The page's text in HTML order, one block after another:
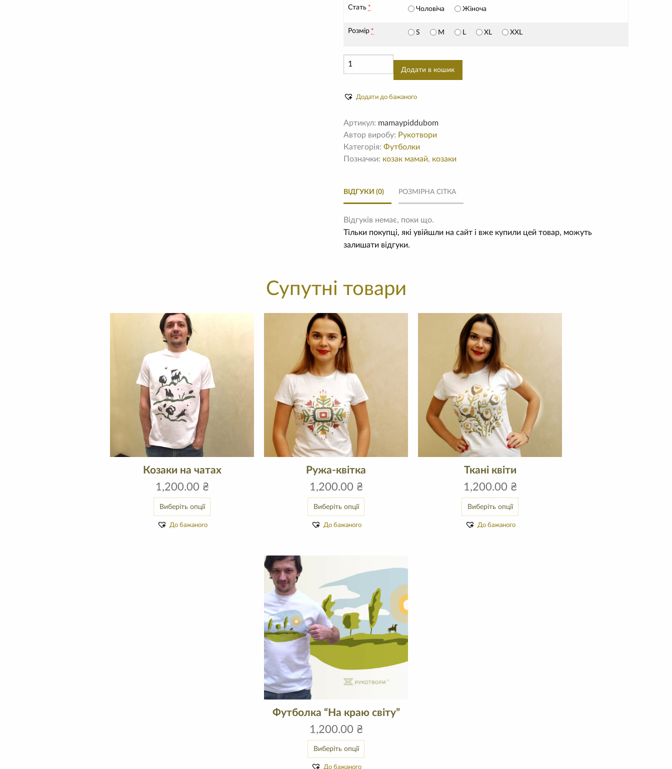
Стать * Чоловіча Жіноча
Розмір * S M L XL XXL
Футболка
"Мамай
дубом"
Додати в кошик
Додати до бажаного
Артикул: mamaypiddubom
Автор виробу: Рукотвори
Категорія: Футболки
Позначки: козак мамай, козаки
ВІДГУКИ (0) РОЗМІРНА СІТКА
Відгуків немає, поки що.
Тільки покупці, які увійшли на сайт і вже купили цей товар, можуть
залишати відгуки.
Супутні товари
Козаки на чатах
1,200.00 ₴
Виберіть опції
До бажаного
Ружа-квітка
1,200.00 ₴
Виберіть опції
До бажаного
Ткані квіти
1,200.00 ₴
Виберіть опції
До бажаного
Футболка “На краю світу”
1,200.00 ₴
Виберіть опції
До бажаного